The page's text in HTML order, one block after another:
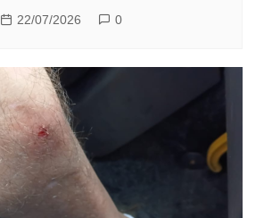
22/07/2026 0